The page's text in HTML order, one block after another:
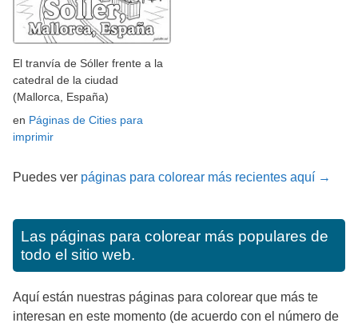
El tranvía de Sóller frente a la
catedral de la ciudad
(Mallorca, España)
en Páginas de Cities para
imprimir
Puedes ver páginas para colorear más recientes aquí →
Las páginas para colorear más populares de
todo el sitio web.
Aquí están nuestras páginas para colorear que más te
interesan en este momento (de acuerdo con el número de